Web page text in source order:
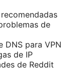
de
DNS para VPN
de IP
de Reddit